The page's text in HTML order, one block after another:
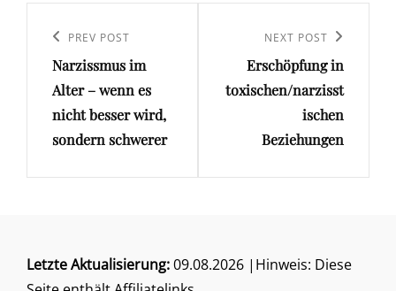
Previous
Post
PREV POST
Narzissmus im
Alter – wenn es
nicht besser wird,
sondern schwerer
Post
NEXT POST
Erschöpfung in
toxischen/narzisst
ischen
Beziehungen
Letzte Aktualisierung:09.08.2026 |Hinweis: Diese